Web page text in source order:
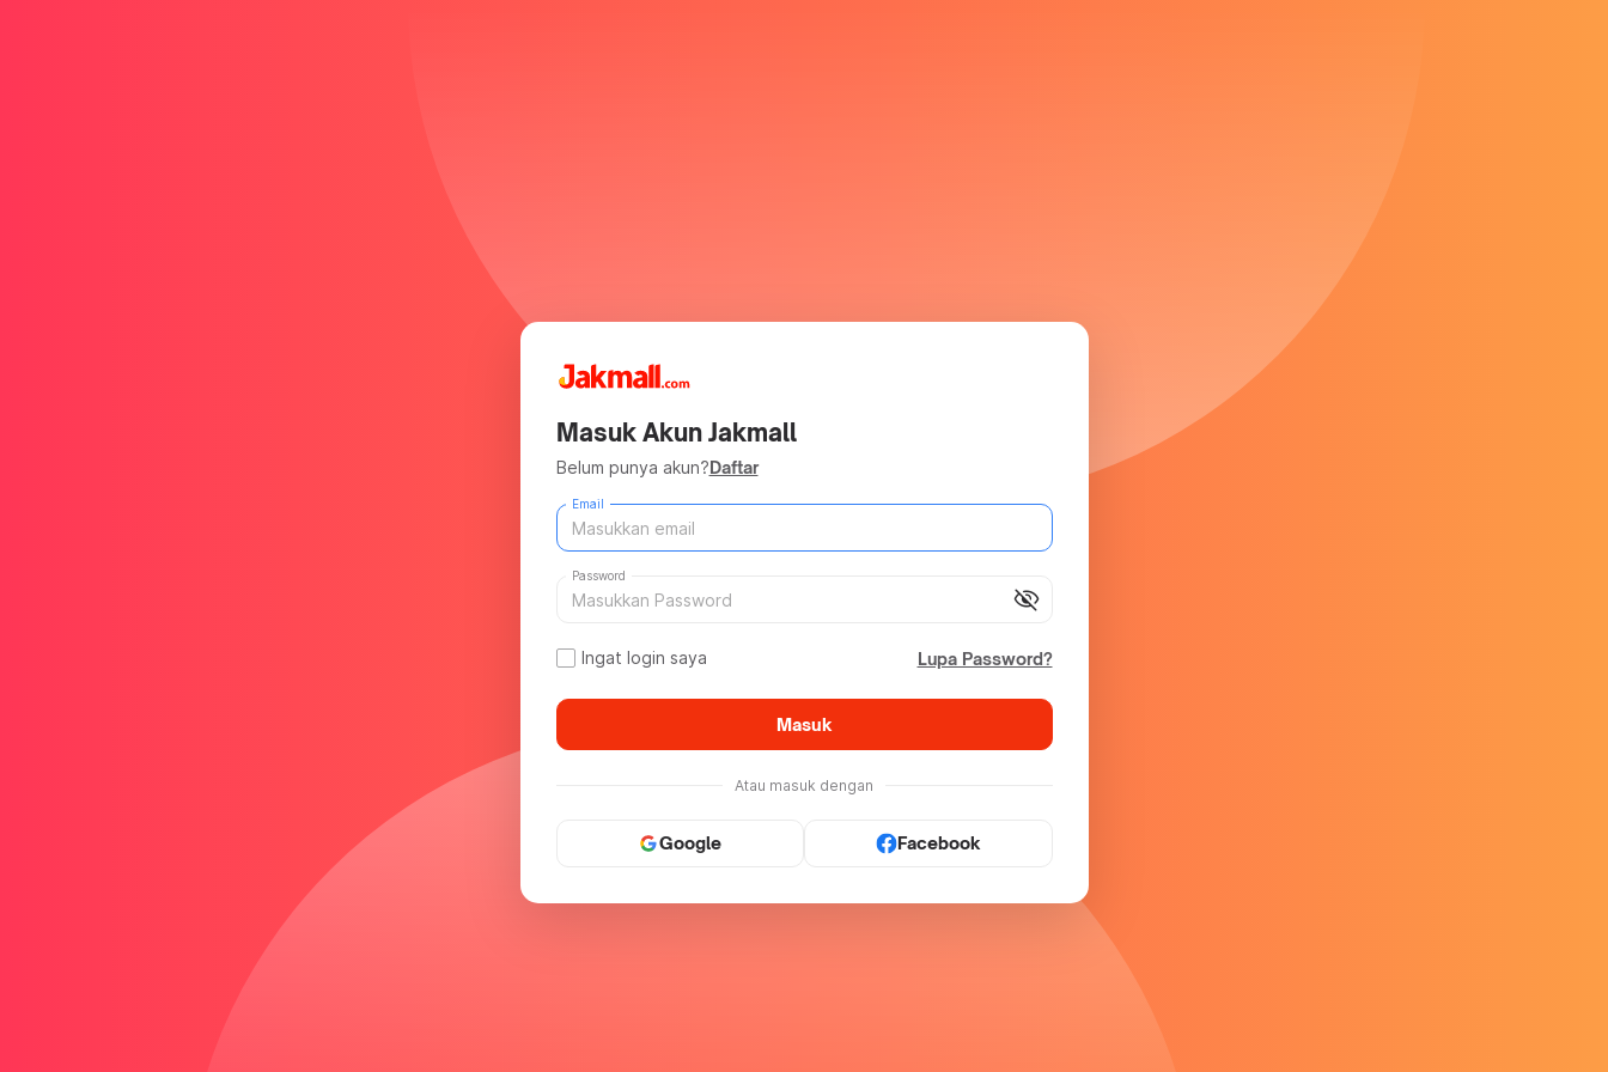
Masuk Akun Jakmall
Belum punya akun?Daftar
Email
visibility_off
Password
Ingat login saya Lupa Password?
Masuk
Atau masuk dengan
Google Facebook